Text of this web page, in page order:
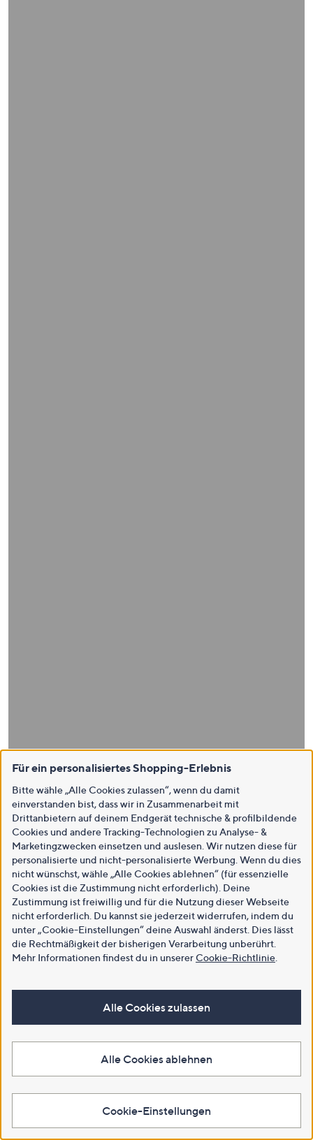
Für ein personalisiertes Shopping-Erlebnis
Bitte wähle „Alle Cookies zulassen“, wenn du damit
einverstanden bist, dass wir in Zusammenarbeit mit
Drittanbietern auf deinem Endgerät technische & profilbildende
Cookies und andere Tracking-Technologien zu Analyse- &
Marketingzwecken einsetzen und auslesen. Wir nutzen diese für
personalisierte und nicht-personalisierte Werbung. Wenn du dies
nicht wünschst, wähle „Alle Cookies ablehnen“ (für essenzielle
Cookies ist die Zustimmung nicht erforderlich). Deine
Zustimmung ist freiwillig und für die Nutzung dieser Webseite
nicht erforderlich. Du kannst sie jederzeit widerrufen, indem du
unter „Cookie-Einstellungen“ deine Auswahl änderst. Dies lässt
die Rechtmäßigkeit der bisherigen Verarbeitung unberührt.
Mehr Informationen findest du in unsererCookie-Richtlinie
Alle Cookies zulassen
Alle Cookies ablehnen
Cookie-Einstellungen